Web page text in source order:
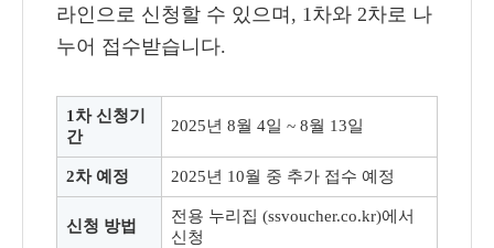
라인으로 신청할 수 있으며, 1차와 2차로 나
누어 접수받습니다.
1차 신청기
간
2025년 8월 4일 ~ 8월 13일
2차 예정 2025년 10월 중 추가 접수 예정
신청 방법
전용 누리집 (ssvoucher.co.kr)에서
신청